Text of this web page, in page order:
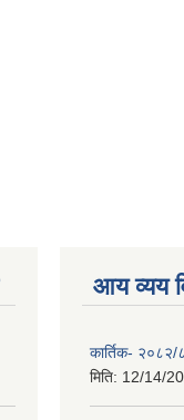
आय व्यय
कार्तिक- २०८२/
मिति: 12/14/